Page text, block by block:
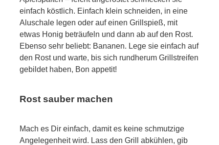
einfach köstlich. Einfach klein schneiden, in eine
Aluschale legen oder auf einen Grillspieß, mit
etwas Honig beträufeln und dann ab auf den Rost.
Ebenso sehr beliebt: Bananen. Lege sie einfach auf
den Rost und warte, bis sich rundherum Grillstreifen
gebildet haben, Bon appetit!
Rost sauber machen
Mach es Dir einfach, damit es keine schmutzige
Angelegenheit wird. Lass den Grill abkühlen, gib